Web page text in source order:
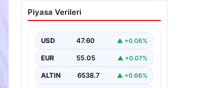
Nürnberg
Havalimanı’nda ‘kuyruk’
alınmadı
Piyasa Verileri
USD 47.60 ▲ +0.06%
EUR 55.05 ▲ +0.07%
ALTIN 6538.7 ▲ +0.66%